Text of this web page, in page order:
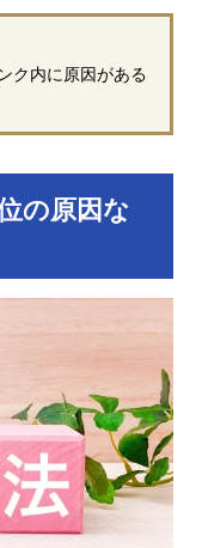
ク内に原因がある
の原因な